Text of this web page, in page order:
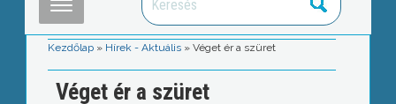
Kezdőlap » Hírek - Aktuális »Véget ér a szüret
Véget ér a szüret